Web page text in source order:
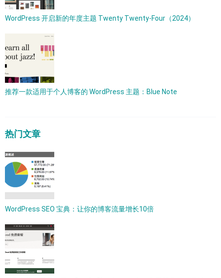
WordPress 开启新的年度主题 Twenty Twenty-Four（2024）
推荐一款适用于个人博客的 WordPress 主题：Blue Note
热门文章
WordPress SEO 宝典：让你的博客流量增长10倍